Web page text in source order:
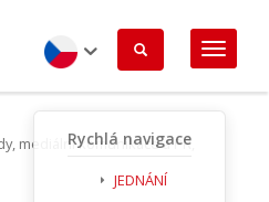
Czech
mediální komunikace a PR,
Rychlá navigace
JEDNÁNÍ